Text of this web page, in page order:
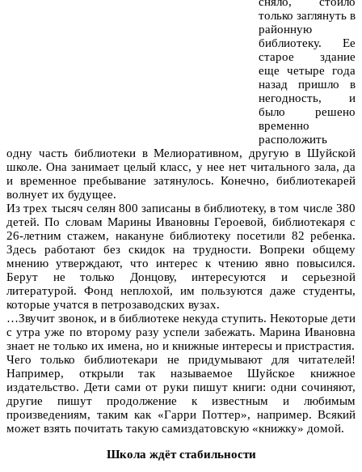
только заглянуть в
районную
библиотеку. Ее
старое здание
еще четыре года
назад пришло в
негодность, и
было решено
временно
расположить
одну часть библиотеки в Мелиоративном, другую в Шуйской
школе. Она занимает целый класс, у нее нет читального зала, да
и временное пребывание затянулось. Конечно, библиотекарей
волнует их будущее.
Из трех тысяч селян 800 записаны в библиотеку, в том числе 380
детей. По словам Марины Ивановны Героевой, библиотекаря с
26-летним стажем, накануне библиотеку посетили 82 ребенка.
Здесь работают без скидок на трудности. Вопреки общему
мнению утверждают, что интерес к чтению явно повысился.
Берут не только Донцову, интересуются и серьезной
литературой. Фонд неплохой, им пользуются даже студенты,
которые учатся в петрозаводских вузах.
…Звучит звонок, и в библиотеке некуда ступить. Некоторые дети
с утра уже по второму разу успели забежать. Марина Ивановна
знает не только их имена, но и книжные интересы и пристрастия.
Чего только библиотекари не придумывают для читателей!
Например, открыли так называемое Шуйское книжное
издательство. Дети сами от руки пишут книги: одни сочиняют,
другие пишут продолжение к известным и любимым
произведениям, таким как «Гарри Поттер», например. Всякий
может взять почитать такую самиздатовскую «книжку» домой.
Школа ждёт стабильности